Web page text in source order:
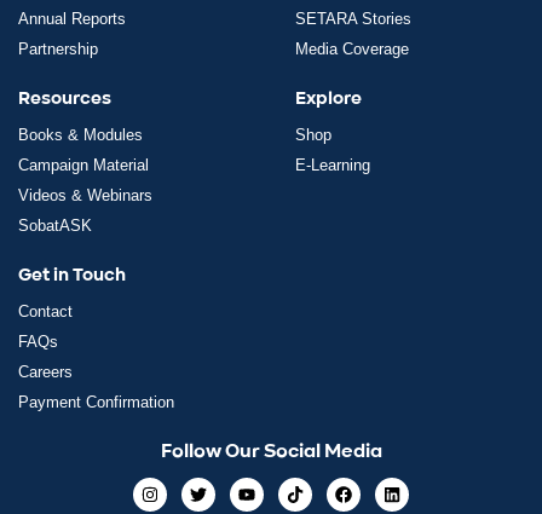
Annual Reports
Partnership
SETARA Stories
Media Coverage
Resources
Books & Modules
Campaign Material
Videos & Webinars
SobatASK
Explore
Shop
E-Learning
Get in Touch
Contact
FAQs
Careers
Payment Confirmation
Follow Our Social Media